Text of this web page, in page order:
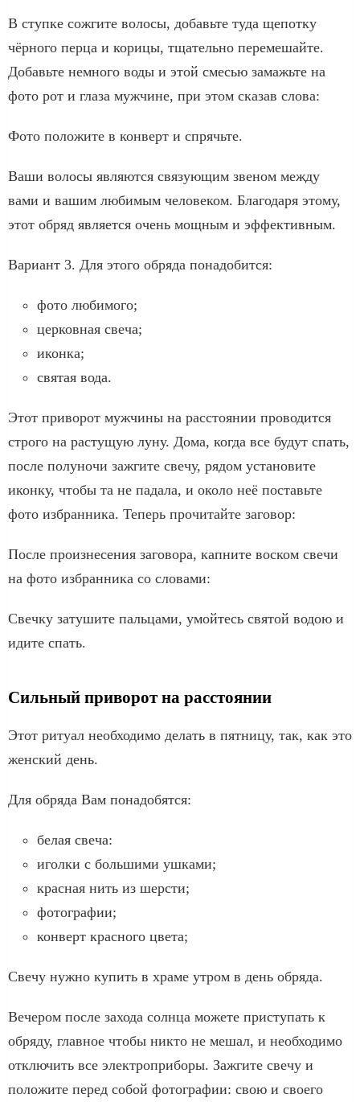
В ступке сожгите волосы, добавьте туда щепотку
чёрного перца и корицы, тщательно перемешайте.
Добавьте немного воды и этой смесью замажьте на
фото рот и глаза мужчине, при этом сказав слова:
Фото положите в конверт и спрячьте.
Ваши волосы являются связующим звеном между
вами и вашим любимым человеком. Благодаря этому,
этот обряд является очень мощным и эффективным.
Вариант 3. Для этого обряда понадобится:
фото любимого;
церковная свеча;
иконка;
святая вода.
Этот приворот мужчины на расстоянии проводится
строго на растущую луну. Дома, когда все будут спать,
после полуночи зажгите свечу, рядом установите
иконку, чтобы та не падала, и около неё поставьте
фото избранника. Теперь прочитайте заговор:
После произнесения заговора, капните воском свечи
на фото избранника со словами:
Свечку затушите пальцами, умойтесь святой водою и
идите спать.
Сильный приворот на расстоянии
Этот ритуал необходимо делать в пятницу, так, как это
женский день.
Для обряда Вам понадобятся:
белая свеча:
иголки с большими ушками;
красная нить из шерсти;
фотографии;
конверт красного цвета;
Свечу нужно купить в храме утром в день обряда.
Вечером после захода солнца можете приступать к
обряду, главное чтобы никто не мешал, и необходимо
отключить все электроприборы. Зажгите свечу и
положите перед собой фотографии: свою и своего